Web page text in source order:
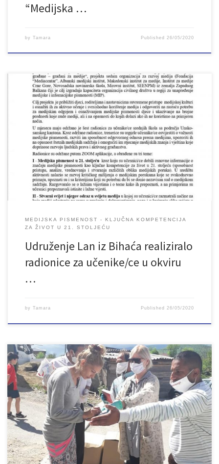
“Medijska …
by Tamara Published 26/05/2020
MEDIJSKA PISMENOST - KLJUČNA KOMPETENCIJA
ZA ŽIVOT U 21. STOLJEĆU
Udruženje Lan iz Bihaća realiziralo
radionice za učenike/ce u okviru
…
by Tamara Published 26/05/2020
Pandemija corona virusa ili COVID 19 onemogućila je veliki broj
porodica da normalno funkcioniraju. Najveći udar uvijek osjete
najranjivije i marginalizirane porodice kao što su Romi. Ali,
zahvaljujući Save the Children-u i Start Network-u, danas je iz
sredstava START FUND-a Udruženje LAN u MZ Ružica podijelilo 24
prehrambena i 24 […]